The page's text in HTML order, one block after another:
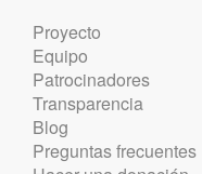
Proyecto
Equipo
Patrocinadores
Transparencia
Blog
Preguntas frecuentes